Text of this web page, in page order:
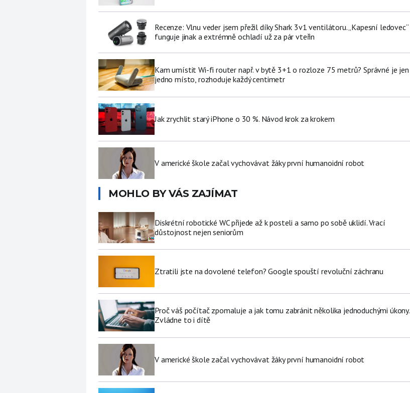
Recenze: Vlnu veder jsem přežil díky Shark 3v1 ventilátoru. „Kapesní ledovec“
funguje jinak a extrémně ochladí už za pár vteřin
Kam umístit Wi-fi router např. v bytě 3+1 o rozloze 75 metrů? Správné je jen
jedno místo, rozhoduje každý centimetr
Jak zrychlit starý iPhone o 30 %. Návod krok za krokem
V americké škole začal vychovávat žáky první humanoidní robot
MOHLO BY VÁS ZAJÍMAT
Diskrétní robotické WC přijede až k posteli a samo po sobě uklidí. Vrací
důstojnost nejen seniorům
Ztratili jste na dovolené telefon? Google spouští revoluční záchranu
Proč váš počítač zpomaluje a jak tomu zabránit několika jednoduchými úkony.
Zvládne to i dítě
V americké škole začal vychovávat žáky první humanoidní robot